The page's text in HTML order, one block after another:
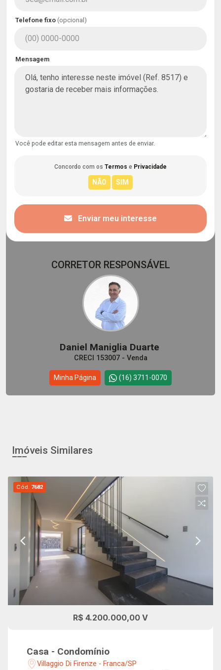
Telefone fixo (opcional)
Mensagem
Você pode editar esta mensagem antes de enviar.
Concordo com os Termos e Privacidade
Enviar meu interesse
CORRETOR RESPONSÁVEL
Daniel Maniglia Duarte
CRECI 153007 - Venda
Minha Página (16) 3711-0070
Imóveis Similares
Cód. 7682
R$ 4.200.000,00 V
Casa - Condomínio
Villaggio Di Firenze - Franca/SP